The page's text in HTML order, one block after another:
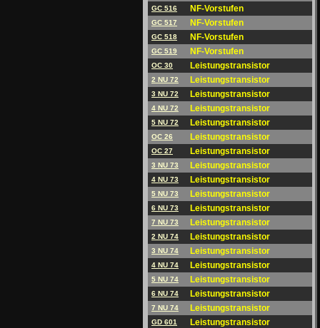
GC 516 NF-Vorstufen
GC 517 NF-Vorstufen
GC 518 NF-Vorstufen
GC 519 NF-Vorstufen
OC 30 Leistungstransistor
2 NU 72 Leistungstransistor
3 NU 72 Leistungstransistor
4 NU 72 Leistungstransistor
5 NU 72 Leistungstransistor
OC 26 Leistungstransistor
OC 27 Leistungstransistor
3 NU 73 Leistungstransistor
4 NU 73 Leistungstransistor
5 NU 73 Leistungstransistor
6 NU 73 Leistungstransistor
7 NU 73 Leistungstransistor
2 NU 74 Leistungstransistor
3 NU 74 Leistungstransistor
4 NU 74 Leistungstransistor
5 NU 74 Leistungstransistor
6 NU 74 Leistungstransistor
7 NU 74 Leistungstransistor
GD 601 Leistungstransistor